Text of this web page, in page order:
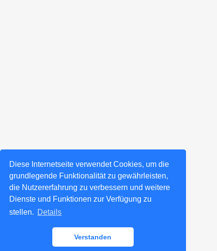
Diese Internetseite verwendet Cookies, um die
grundlegende Funktionalität zu gewährleisten,
die Nutzererfahrung zu verbessern und weitere
Dienste und Funktionen zur Verfügung zu
stellen. Details
Verstanden